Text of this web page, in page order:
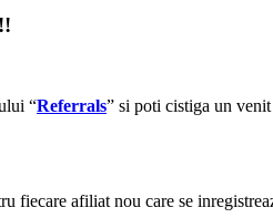
“Referrals” si poti cistiga un
fiecare afiliat nou care se